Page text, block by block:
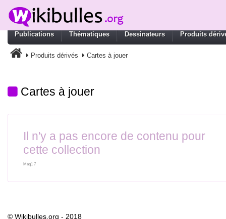
Publications Thématiques Dessinateurs Produits
Produits dérivés Cartes à jouer
Cartes à jouer
Il n'y a pas encore de contenu pour
cette collection
Maq1 7
© Wikibulles.org - 2018